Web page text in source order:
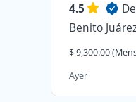
4.5
Benito
$ 9,300.00
Ayer